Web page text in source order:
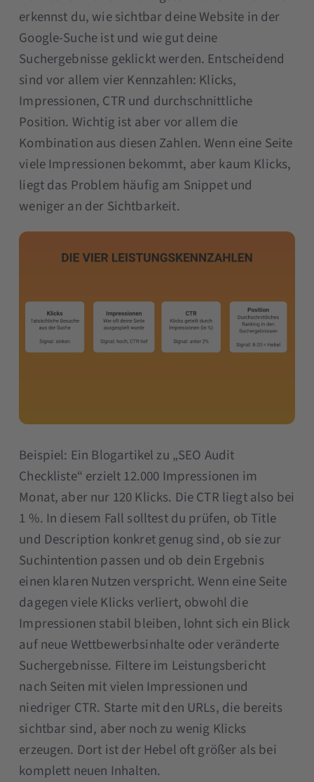
erkennst du, wie sichtbar deine Website in der
Google-Suche ist und wie gut deine
Suchergebnisse geklickt werden. Entscheidend
sind vor allem vier Kennzahlen: Klicks,
Impressionen, CTR und durchschnittliche
Position. Wichtig ist aber vor allem die
Kombination aus diesen Zahlen. Wenn eine Seite
viele Impressionen bekommt, aber kaum Klicks,
liegt das Problem häufig am Snippet und
weniger an der Sichtbarkeit.
Beispiel: Ein Blogartikel zu „SEO Audit
Checkliste“ erzielt 12.000 Impressionen im
Monat, aber nur 120 Klicks. Die CTR liegt also bei
1 %. In diesem Fall solltest du prüfen, ob Title
und Description konkret genug sind, ob sie zur
Suchintention passen und ob dein Ergebnis
einen klaren Nutzen verspricht. Wenn eine Seite
dagegen viele Klicks verliert, obwohl die
Impressionen stabil bleiben, lohnt sich ein Blick
auf neue Wettbewerbsinhalte oder veränderte
Suchergebnisse. Filtere im Leistungsbericht
nach Seiten mit vielen Impressionen und
niedriger CTR. Starte mit den URLs, die bereits
sichtbar sind, aber noch zu wenig Klicks
erzeugen. Dort ist der Hebel oft größer als bei
komplett neuen Inhalten.